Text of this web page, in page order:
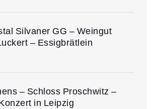
Silvaner GG – Weingut
– Essigbrätlein
– Schloss Proschwitz –
in Leipzig